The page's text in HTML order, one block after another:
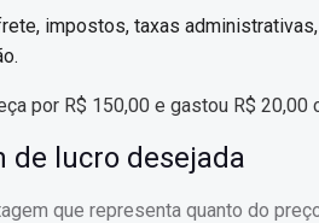
impostos, taxas
por R$ 150,00 e gastou R$
de lucro desejada
que representa quanto do